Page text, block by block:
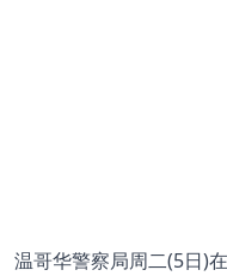
温哥华警察局周二(5日)